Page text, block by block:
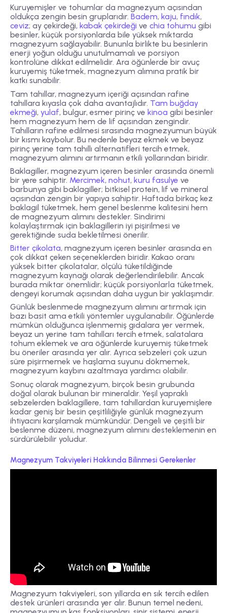
Kuruyemişler ve tohumlar da magnezyum açısından
oldukça zengin besin gruplarıdır. Badem, kaju, fındık,
ceviz; ay çekirdeği, kabak çekirdeği ve chia tohumu gibi
besinler, küçük porsiyonlarda bile yüksek miktarda
magnezyum sağlayabilir. Bununla birlikte bu besinlerin
enerji yoğun olduğu unutulmamalı ve porsiyon
kontrolüne dikkat edilmelidir. Ara öğünlerde bir avuç
kuruyemiş tüketmek, magnezyum alımına pratik bir
katkı sunabilir.
Tam tahıllar, magnezyum içeriği açısından rafine
tahıllara kıyasla çok daha avantajlıdır. Tam buğday
ekmeği, yulaf, bulgur, esmer pirinç ve kinoa gibi besinler
hem magnezyum hem de lif açısından zengindir.
Tahılların rafine edilmesi sırasında magnezyumun büyük
bir kısmı kaybolur. Bu nedenle beyaz ekmek ve beyaz
pirinç yerine tam tahıllı alternatifleri tercih etmek,
magnezyum alımını artırmanın etkili yollarından biridir.
Baklagiller, magnezyum içeren besinler arasında önemli
bir yere sahiptir. Mercimek, nohut, kuru fasulye ve
barbunya gibi baklagiller; bitkisel protein, lif ve mineral
açısından zengin bir yapıya sahiptir. Haftada birkaç kez
baklagil tüketmek, hem genel beslenme kalitesini hem
de magnezyum alımını destekler. Sindirimi
kolaylaştırmak için baklagillerin iyi pişirilmesi ve
gerektiğinde suda bekletilmesi önerilir.
Bitter çikolata, magnezyum içeren besinler arasında en
çok dikkat çeken seçeneklerden biridir. Kakao oranı
yüksek bitter çikolatalar, ölçülü tüketildiğinde
magnezyum kaynağı olarak değerlendirilebilir. Ancak
burada miktar önemlidir; küçük porsiyonlarla tüketmek,
dengeyi korumak açısından daha uygun bir yaklaşımdır.
Günlük beslenmede magnezyum alımını artırmak için
bazı basit ama etkili yöntemler uygulanabilir. Öğünlerde
mümkün olduğunca işlenmemiş gıdalara yer vermek,
beyaz un yerine tam tahılları tercih etmek, salatalara
tohum eklemek ve ara öğünlerde kuruyemiş tüketmek
bu öneriler arasında yer alır. Ayrıca sebzeleri çok uzun
süre pişirmemek ve haşlama suyunu dökmemek,
magnezyum kaybını azaltmaya yardımcı olabilir.
Sonuç olarak magnezyum, birçok besin grubunda
doğal olarak bulunan bir mineraldir. Yeşil yapraklı
sebzelerden baklagillere, tam tahıllardan kuruyemişlere
kadar geniş bir besin çeşitliliğiyle günlük magnezyum
ihtiyacını karşılamak mümkündür. Dengeli ve çeşitli bir
beslenme düzeni, magnezyum alımını desteklemenin en
sürdürülebilir yoludur.
Magnezyum Takviyeleri Hakkında Bilinmesi Gerekenler
Magnezyum takviyeleri, son yıllarda en sık tercih edilen
destek ürünleri arasında yer alır. Bunun temel nedeni,